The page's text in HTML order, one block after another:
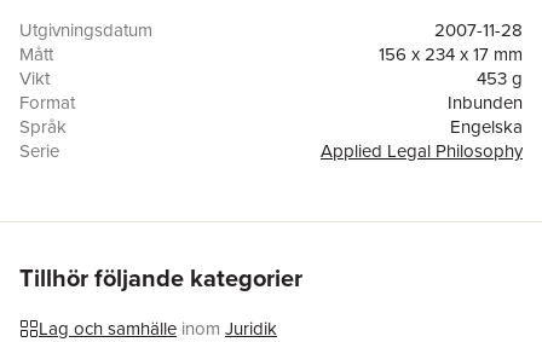
Utgivningsdatum
2007-11-28
Mått
156 x 234 x 17 mm
Vikt
453 g
Format
Inbunden
Språk
Engelska
Serie
Applied Legal Philosophy
ISBN
9780754672340
Tillhör följande kategorier
Lag och samhälle inom Juridik